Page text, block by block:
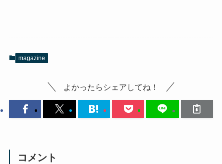
magazine
よかったらシェアしてね！
コメント